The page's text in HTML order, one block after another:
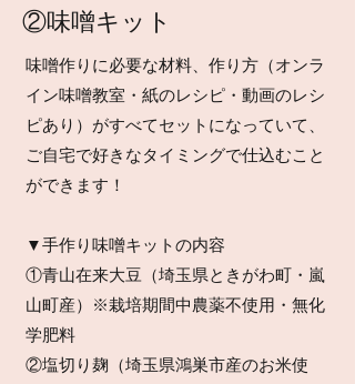
②味噌キット
味噌作りに必要な材料、作り方（オンラ
イン味噌教室・紙のレシピ・動画のレシ
ピあり）がすべてセットになっていて、
ご自宅で好きなタイミングで仕込むこと
ができます！
▼手作り味噌キットの内容
①青山在来大豆（埼玉県ときがわ町・嵐
山町産）※栽培期間中農薬不使用・無化
学肥料
②塩切り麹（埼玉県鴻巣市産のお米使